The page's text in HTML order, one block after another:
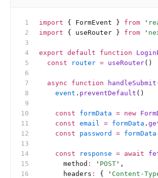
import { FormEvent } from '
import { useRouter } from '
export default function
  const
router = useRouter()
  async
function handleSubmit
    event
. preventDefault ()
    const
formData = new
    const
email = formData .
    const
password = formData
    const
response = await
      method
: ' POST ' ,
      headers
: { ' Content-